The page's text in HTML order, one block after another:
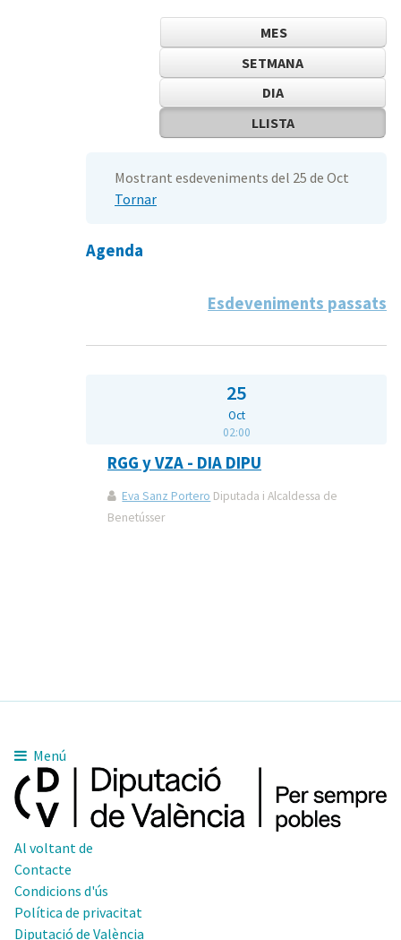
MES
SETMANA
DIA
LLISTA
Mostrant esdeveniments del 25 de Oct
Tornar
Agenda
Esdeveniments passats
25
Oct
02:00
RGG y VZA - DIA DIPU
Eva Sanz Portero Diputada i Alcaldessa de
Benetússer
Menú
Al voltant de
Contacte
Condicions d'ús
Política de privacitat
Diputació de València